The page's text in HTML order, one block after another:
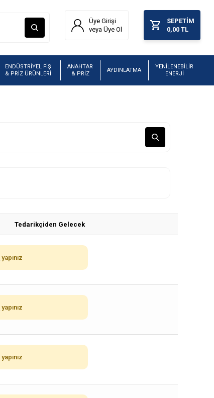
Üye Girişi
veya Üye Ol
SEPETIM
0,00 TL
ENDÜSTRİYEL FİŞ
& PRİZ ÜRÜNLERİ
ANAHTAR
& PRİZ
AYDINLATMA
YENİLENEBİLİR
ENERJİ
Tedarikçiden Gelecek
yapınız
yapınız
yapınız